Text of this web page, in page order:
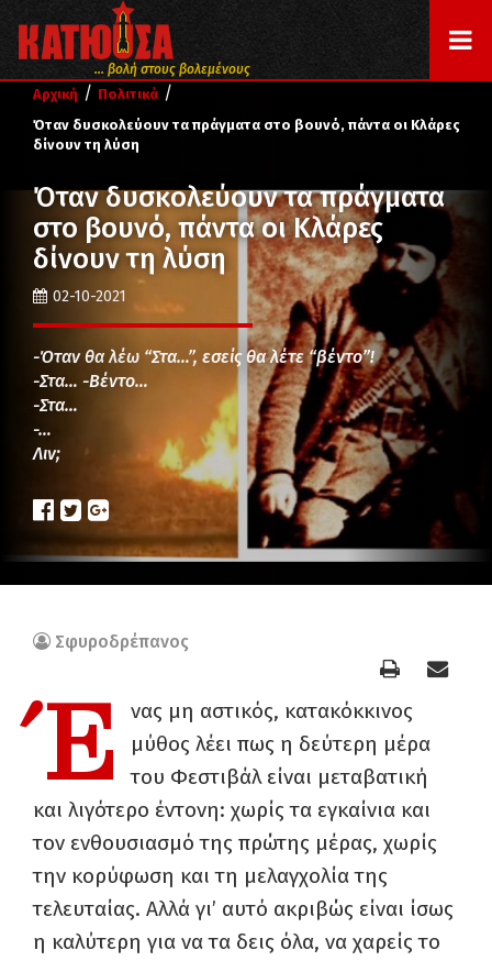
... βολή στους βολεμένους
Αρχική / Πολιτικά /
Όταν δυσκολεύουν τα πράγματα στο βουνό, πάντα οι Κλάρες
δίνουν τη λύση
Όταν δυσκολεύουν τα πράγματα
στο βουνό, πάντα οι Κλάρες
δίνουν τη λύση
02-10-2021
-Όταν θα λέω “Στα…”, εσείς θα λέτε “βέντο”!
-Στα… -Βέντο…
-Στα…
-…
Λιν;
Σφυροδρέπανος
Έ
νας μη αστικός, κατακόκκινος
μύθος λέει πως η δεύτερη μέρα
του Φεστιβάλ είναι μεταβατική
και λιγότερο έντονη: χωρίς τα εγκαίνια και
τον ενθουσιασμό της πρώτης μέρας, χωρίς
την κορύφωση και τη μελαγχολία της
τελευταίας. Αλλά γι’ αυτό ακριβώς είναι ίσως
η καλύτερη για να τα δεις όλα, να χαρείς το